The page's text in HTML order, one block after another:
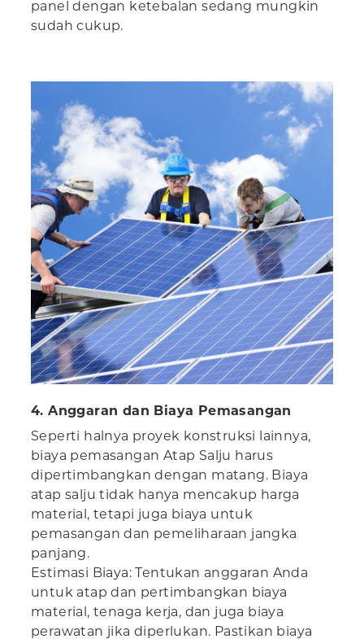
panel dengan ketebalan sedang mungkin
sudah cukup.
4. Anggaran dan Biaya Pemasangan
Seperti halnya proyek konstruksi lainnya,
biaya pemasangan Atap Salju harus
dipertimbangkan dengan matang. Biaya
atap salju tidak hanya mencakup harga
material, tetapi juga biaya untuk
pemasangan dan pemeliharaan jangka
panjang.
Estimasi Biaya: Tentukan anggaran Anda
untuk atap dan pertimbangkan biaya
material, tenaga kerja, dan juga biaya
perawatan jika diperlukan. Pastikan biaya